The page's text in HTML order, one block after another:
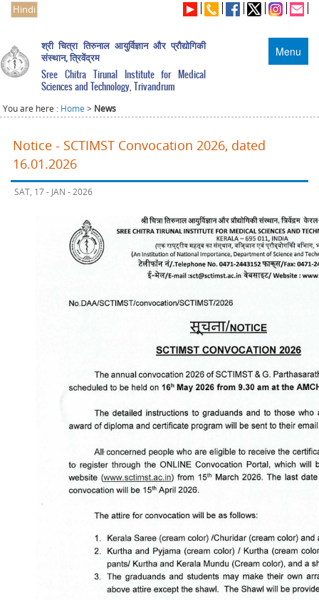
Hindi
Menu
श्री चित्रा तिरुनाल आयुर्विज्ञान और प्रौद्योगिकी
संस्थान, त्रिवेंद्रम
Sree Chitra Tirunal Institute for Medical
Sciences and Technology, Trivandrum
You are here : Home > News
Notice - SCTIMST Convocation 2026, dated
16.01.2026
SAT, 17 - JAN - 2026